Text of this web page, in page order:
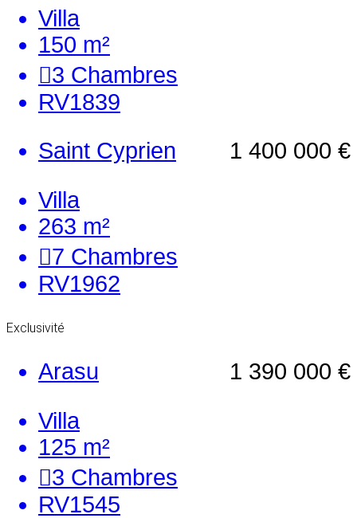
Villa
150 m²
3 Chambres
RV1839
1 400 000 €
Saint Cyprien
Villa
263 m²
7 Chambres
RV1962
Exclusivité
1 390 000 €
Arasu
Villa
125 m²
3 Chambres
RV1545